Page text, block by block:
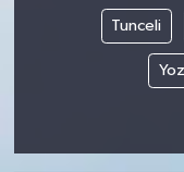
Tunceli